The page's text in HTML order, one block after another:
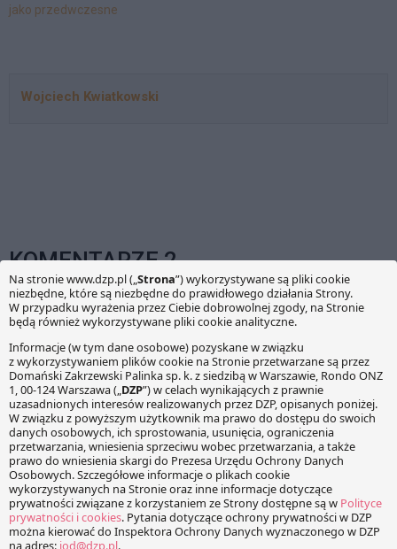
jako przedwczesne
Wojciech Kwiatkowski
KOMENTARZE 2
GFP
14 grudnia 2015 o 11:41·Reply
Dzięki za cenne informacje.
Łabentowicz
15 grudnia 2015 o 13:49·Reply